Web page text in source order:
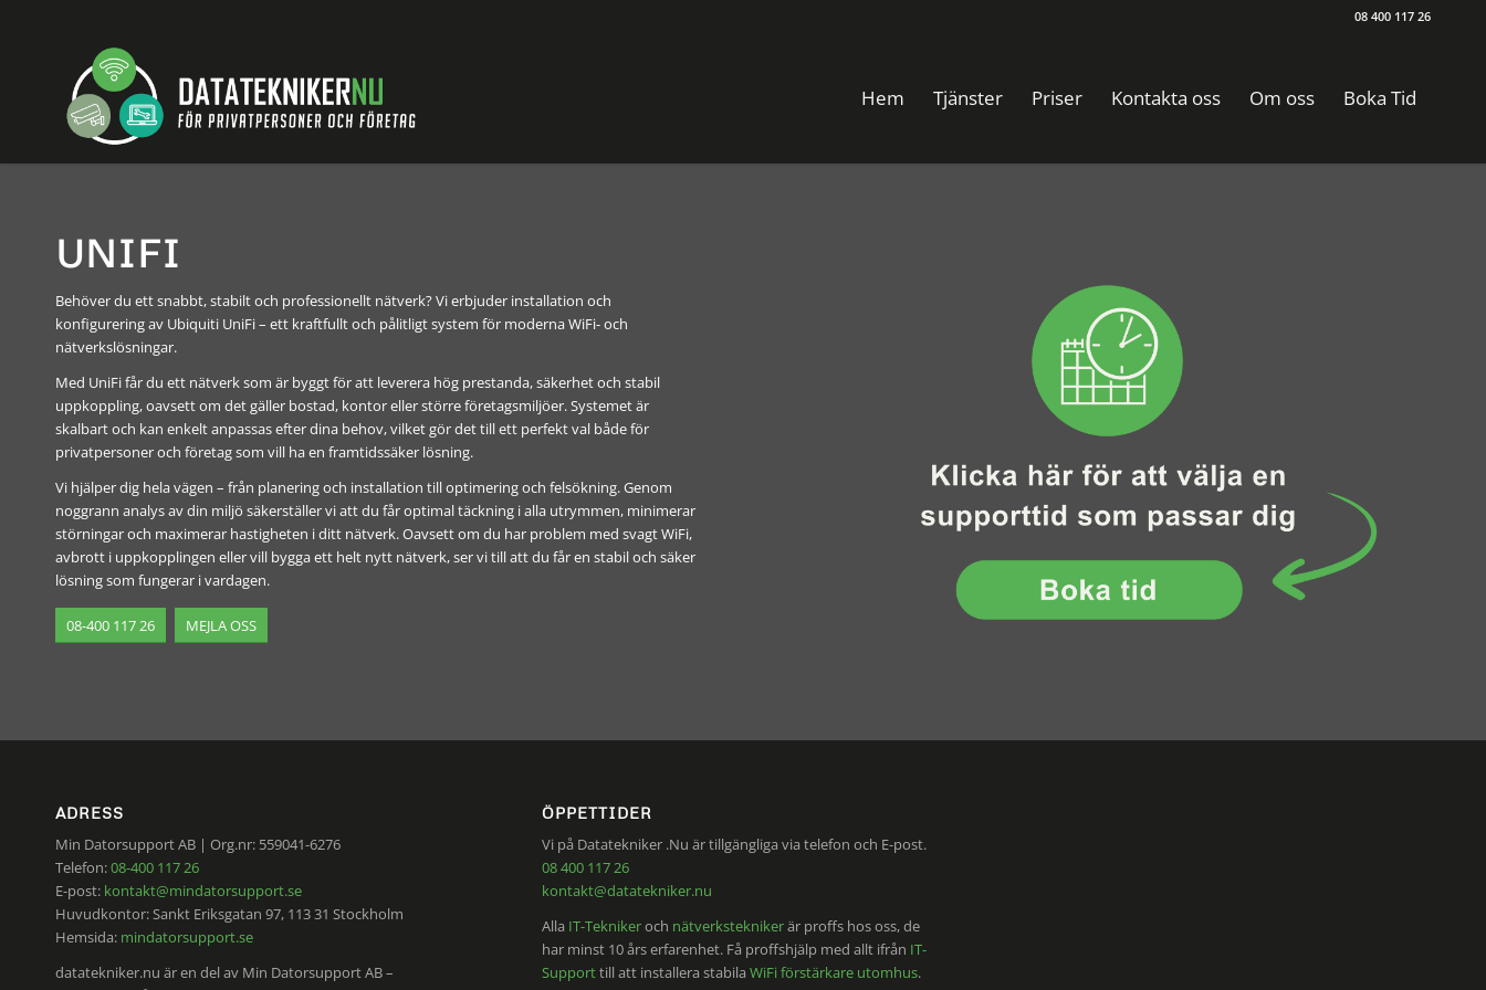
08 400 117 26
Hem Tjänster Priser Kontakta oss Om oss Boka Tid
UNIFI
Behöver du ett snabbt, stabilt och professionellt nätverk? Vi erbjuder installation och
konfigurering av Ubiquiti UniFi – ett kraftfullt och pålitligt system för moderna WiFi- och
nätverkslösningar.
Med UniFi får du ett nätverk som är byggt för att leverera hög prestanda, säkerhet och stabil
uppkoppling, oavsett om det gäller bostad, kontor eller större företagsmiljöer. Systemet är
skalbart och kan enkelt anpassas efter dina behov, vilket gör det till ett perfekt val både för
privatpersoner och företag som vill ha en framtidssäker lösning.
Vi hjälper dig hela vägen – från planering och installation till optimering och felsökning. Genom
noggrann analys av din miljö säkerställer vi att du får optimal täckning i alla utrymmen, minimerar
störningar och maximerar hastigheten i ditt nätverk. Oavsett om du har problem med svagt WiFi,
avbrott i uppkopplingen eller vill bygga ett helt nytt nätverk, ser vi till att du får en stabil och säker
lösning som fungerar i vardagen.
08-400 117 26 MEJLA OSS
ADRESS
Min Datorsupport AB | Org.nr: 559041-6276
Telefon:08-400 117 26
E-post: kontakt@mindatorsupport.se
Huvudkontor: Sankt Eriksgatan 97, 113 31 Stockholm
Hemsida: mindatorsupport.se
datatekniker.nu är en del av Min Datorsupport AB –
ÖPPETTIDER
Vi på Datatekniker .Nu är tillgängliga via telefon och E-post.
08 400 117 26
kontakt@datatekniker.nu
Alla IT-Teknikeroch nätverksteknikerär proffs hos oss, de
har minst 10 års erfarenhet. Få proffshjälp med allt ifrån IT-
Supporttill att installera stabila WiFi förstärkare utomhus.